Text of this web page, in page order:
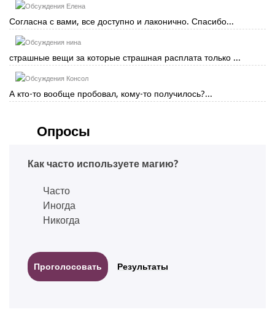
Елена
Согласна с вами, все доступно и лаконично. Спасибо...
нина
страшные вещи за которые страшная расплата только ...
Консол
А кто-то вообще пробовал, кому-то получилось?...
Опросы
Как часто используете магию?
Часто
Иногда
Никогда
Результаты